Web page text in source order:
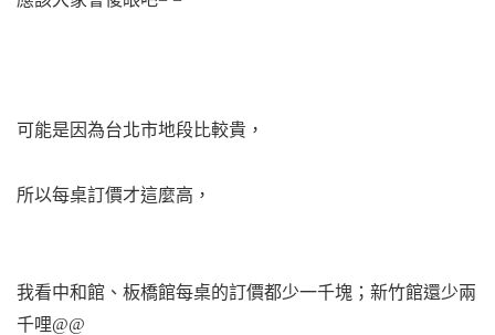
可能是因為台北市地段比較貴，
所以每桌訂價才這麼高，
我看中和館、板橋館每桌的訂價都少一千塊；新竹館還少兩
千哩@@